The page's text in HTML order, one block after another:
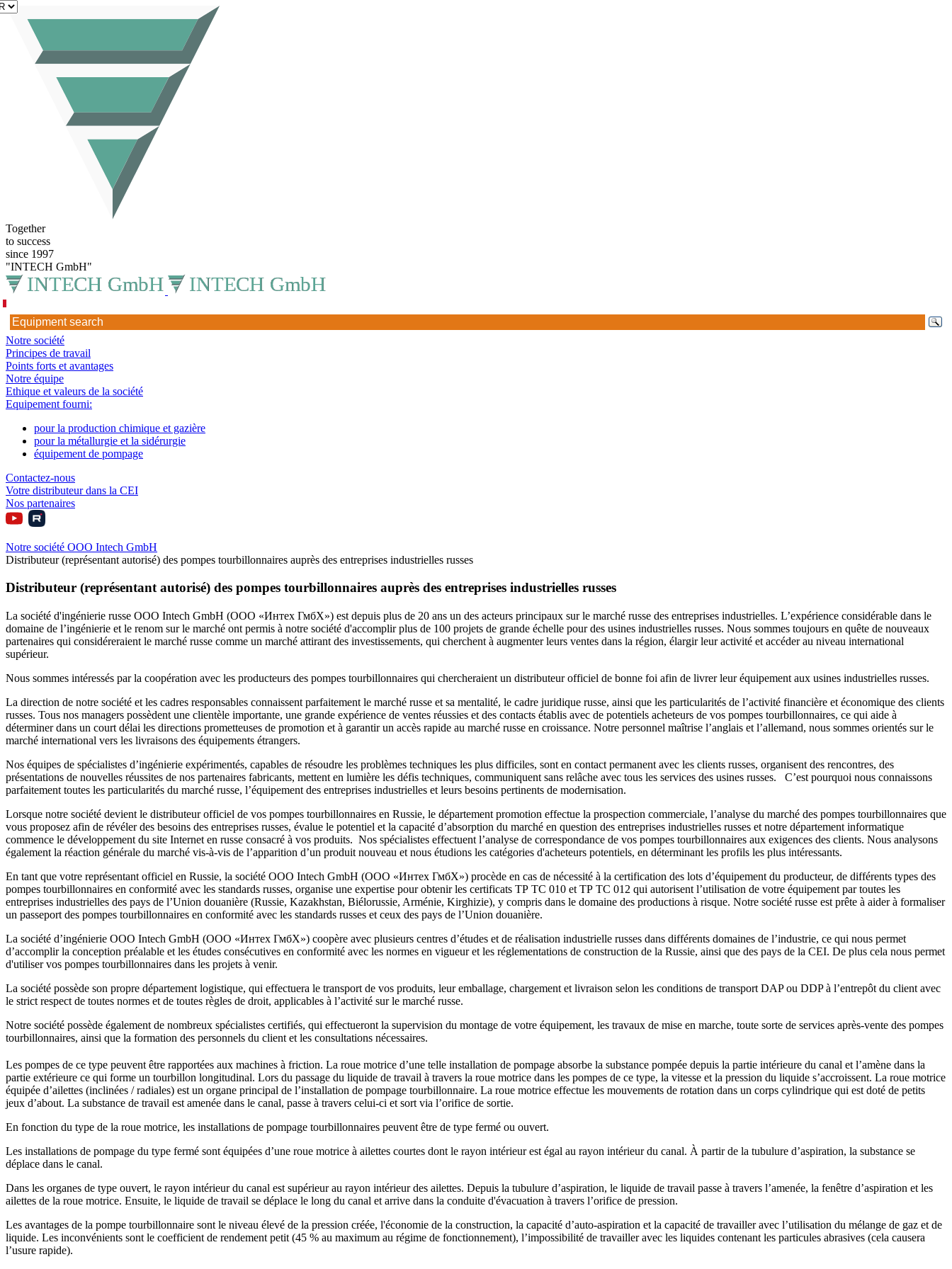
Together
to success
since 1997
"INTECH GmbH"
FR
Notre société
Principes de travail
Points forts et avantages
Notre équipe
Ethique et valeurs de la société
Equipement fourni:
pour la production chimique et gazière
pour la métallurgie et la sidérurgie
équipement de pompage
Contactez-nous
Votre distributeur dans la CEI
Nos partenaires
Notre société OOO Intech GmbH
Distributeur (représentant autorisé) des pompes tourbillonnaires auprès des entreprises industrielles russes
Distributeur (représentant autorisé) des pompes tourbillonnaires auprès des entreprises industrielles russes
La société d'ingénierie russe ООО Intech GmbH (ООО «Интех ГмбХ») est depuis plus de 20 ans un des acteurs principaux sur le marché russe des entreprises industrielles. L’expérience considérable dans le
domaine de l’ingénierie et le renom sur le marché ont permis à notre société d'accomplir plus de 100 projets de grande échelle pour des usines industrielles russes. Nous sommes toujours en quête de nouveaux
partenaires qui considéreraient le marché russe comme un marché attirant des investissements, qui cherchent à augmenter leurs ventes dans la région, élargir leur activité et accéder au niveau international
supérieur.
Nous sommes intéressés par la coopération avec les producteurs des pompes tourbillonnaires qui chercheraient un distributeur officiel de bonne foi afin de livrer leur équipement aux usines industrielles russes.
La direction de notre société et les cadres responsables connaissent parfaitement le marché russe et sa mentalité, le cadre juridique russe, ainsi que les particularités de l’activité financière et économique des clients
russes. Tous nos managers possèdent une clientèle importante, une grande expérience de ventes réussies et des contacts établis avec de potentiels acheteurs de vos pompes tourbillonnaires, ce qui aide à
déterminer dans un court délai les directions prometteuses de promotion et à garantir un accès rapide au marché russe en croissance. Notre personnel maîtrise l’anglais et l’allemand, nous sommes orientés sur le
marché international vers les livraisons des équipements étrangers.
Nos équipes de spécialistes d’ingénierie expérimentés, capables de résoudre les problèmes techniques les plus difficiles, sont en contact permanent avec les clients russes, organisent des rencontres, des
présentations de nouvelles réussites de nos partenaires fabricants, mettent en lumière les défis techniques, communiquent sans relâche avec tous les services des usines russes. C’est pourquoi nous connaissons
parfaitement toutes les particularités du marché russe, l’équipement des entreprises industrielles et leurs besoins pertinents de modernisation.
Lorsque notre société devient le distributeur officiel de vos pompes tourbillonnaires en Russie, le département promotion effectue la prospection commerciale, l’analyse du marché des pompes tourbillonnaires que
vous proposez afin de révéler des besoins des entreprises russes, évalue le potentiel et la capacité d’absorption du marché en question des entreprises industrielles russes et notre département informatique
commence le développement du site Internet en russe consacré à vos produits. Nos spécialistes effectuent l’analyse de correspondance de vos pompes tourbillonnaires aux exigences des clients. Nous analysons
également la réaction générale du marché vis-à-vis de l’apparition d’un produit nouveau et nous étudions les catégories d'acheteurs potentiels, en déterminant les profils les plus intéressants.
En tant que votre représentant officiel en Russie, la société ООО Intech GmbH (ООО «Интех ГмбХ») procède en cas de nécessité à la certification des lots d’équipement du producteur, de différents types des
pompes tourbillonnaires en conformité avec les standards russes, organise une expertise pour obtenir les certificats ТР ТС 010 et ТР ТС 012 qui autorisent l’utilisation de votre équipement par toutes les
entreprises industrielles des pays de l’Union douanière (Russie, Kazakhstan, Biélorussie, Arménie, Kirghizie), y compris dans le domaine des productions à risque. Notre société russe est prête à aider à formaliser
un passeport des pompes tourbillonnaires en conformité avec les standards russes et ceux des pays de l’Union douanière.
La société d’ingénierie OOO Intech GmbH (ООО «Интех ГмбХ») coopère avec plusieurs centres d’études et de réalisation industrielle russes dans différents domaines de l’industrie, ce qui nous permet
d’accomplir la conception préalable et les études consécutives en conformité avec les normes en vigueur et les réglementations de construction de la Russie, ainsi que des pays de la CEI. De plus cela nous permet
d'utiliser vos pompes tourbillonnaires dans les projets à venir.
La société possède son propre département logistique, qui effectuera le transport de vos produits, leur emballage, chargement et livraison selon les conditions de transport DAP ou DDP à l’entrepôt du client avec
le strict respect de toutes normes et de toutes règles de droit, applicables à l’activité sur le marché russe.
Notre société possède également de nombreux spécialistes certifiés, qui effectueront la supervision du montage de votre équipement, les travaux de mise en marche, toute sorte de services après-vente des pompes
tourbillonnaires, ainsi que la formation des personnels du client et les consultations nécessaires.
Les pompes de ce type peuvent être rapportées aux machines à friction. La roue motrice d’une telle installation de pompage absorbe la substance pompée depuis la partie intérieure du canal et l’amène dans la
partie extérieure ce qui forme un tourbillon longitudinal. Lors du passage du liquide de travail à travers la roue motrice dans les pompes de ce type, la vitesse et la pression du liquide s’accroissent. La roue motrice
équipée d’ailettes (inclinées / radiales) est un organe principal de l’installation de pompage tourbillonnaire. La roue motrice effectue les mouvements de rotation dans un corps cylindrique qui est doté de petits
jeux d’about. La substance de travail est amenée dans le canal, passe à travers celui-ci et sort via l’orifice de sortie.
En fonction du type de la roue motrice, les installations de pompage tourbillonnaires peuvent être de type fermé ou ouvert.
Les installations de pompage du type fermé sont équipées d’une roue motrice à ailettes courtes dont le rayon intérieur est égal au rayon intérieur du canal. À partir de la tubulure d’aspiration, la substance se
déplace dans le canal.
Dans les organes de type ouvert, le rayon intérieur du canal est supérieur au rayon intérieur des ailettes. Depuis la tubulure d’aspiration, le liquide de travail passe à travers l’amenée, la fenêtre d’aspiration et les
ailettes de la roue motrice. Ensuite, le liquide de travail se déplace le long du canal et arrive dans la conduite d'évacuation à travers l’orifice de pression.
Les avantages de la pompe tourbillonnaire sont le niveau élevé de la pression créée, l'économie de la construction, la capacité d’auto-aspiration et la capacité de travailler avec l’utilisation du mélange de gaz et de
liquide. Les inconvénients sont le coefficient de rendement petit (45 % au maximum au régime de fonctionnement), l’impossibilité de travailler avec les liquides contenant les particules abrasives (cela causera
l’usure rapide).